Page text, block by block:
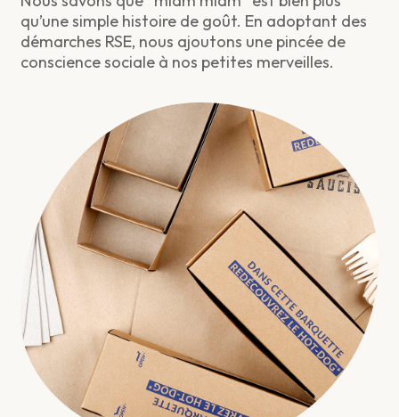
qu’une simple histoire de goût. En adoptant des
démarches RSE, nous ajoutons une pincée de
conscience sociale à nos petites merveilles.